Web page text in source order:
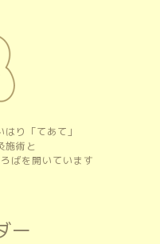
り「てあて」
術と
ばを開いています
ー